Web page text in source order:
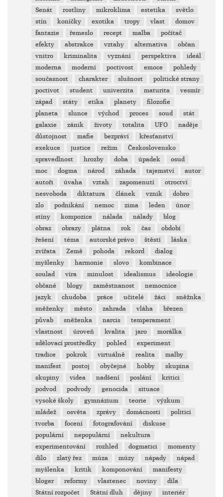
Senát
rostliny mikroklima estetika
světlo
stín
koníčky exotika tropy vlast
domov
fantazie
řemeslo recept malba
počítač
efekty
abstrakce vztahy alternativa
občan
vnitro
kriminalita vyznání perspektiva
ideál
moderna
moderní poctivost emoce
pohledy
současnost
charakter slušnost
politické strany
poctivot
student univerzita maturita
vesmír
západ
státy etika planety
filozofie
planeta
slunce východ proces soud
stát
galaxie
zánik životy totalita UFO
naděje
důstojnost
mafie bezpráví
křesťanství
exekuce
justice režim
Československo
spravedlnost
hrozby doba úpadek
osud
moc
dogma národ záhada tajemství
autor
autoři
úvaha vztah zapomenutí
otroctví
nesvoboda
diktatura článek vznik
dobro
zlo
podnikání nemoc zima leden
únor
stíny
kompozice nálada nálady
blog
obraz
obrazy plátna rok čas
období
řešení
téma autorské právo štěstí
láska
zvířata
Země pohoda rekord
dialog
myšlenky
harmonie slovo
kombinace
soulad
víra minulost idealismus
ideologie
občané
blogy zaměstnanost
nemocnice
jazyk
chudoba práce učitelé žáci
sněžnka
sněženky
město zahrada vláha
březen
půvab
sněženka narcis
temperament
vlastnost
úroveň kvalita jaro
morálka
sdělovací prostředky
pohled
experiment
tradice
pokrok virtuálně realita
malby
manifest
postoj obyčejné hobby
skupina
skupiny
videa nadšení poslání
kritici
podvod
podvody genocida
situace
vysoké školy
gymnázium teorie
výzkum
mládež
osvěta zprávy domácnosti
politici
tvorba
focení fotografování
diskuse
populární
nepopulární
nekultura
experimentování
rozhled dogmatici
momenty
dílo
zlatý řez múza múzy nápady
nápad
myšlenka
kritik komponování
manifesty
bloger
reformy vlastenec noviny
díla
Státní rozpočet
Státní dluh dějiny
interiér